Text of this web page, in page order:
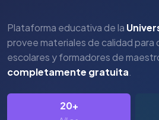
Plataforma educativa de la
provee materiales de calidad
escolares y formadores de
completamente gratuita.
20+